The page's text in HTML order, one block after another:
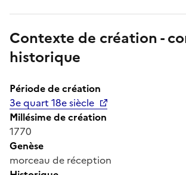
Contexte de création -
historique
Période de création
3e quart 18e siècle
Millésime de création
1770
Genèse
morceau de réception